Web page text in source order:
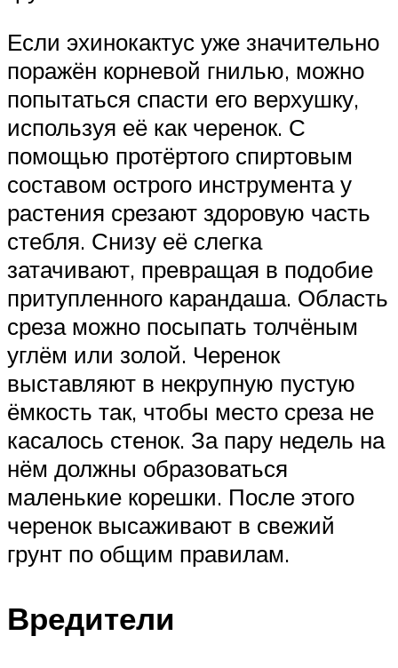
Если эхинокактус уже значительно
поражён корневой гнилью, можно
попытаться спасти его верхушку,
используя её как черенок. С
помощью протёртого спиртовым
составом острого инструмента у
растения срезают здоровую часть
стебля. Снизу её слегка
затачивают, превращая в подобие
притупленного карандаша. Область
среза можно посыпать толчёным
углём или золой. Черенок
выставляют в некрупную пустую
ёмкость так, чтобы место среза не
касалось стенок. За пару недель на
нём должны образоваться
маленькие корешки. После этого
черенок высаживают в свежий
грунт по общим правилам.
Вредители